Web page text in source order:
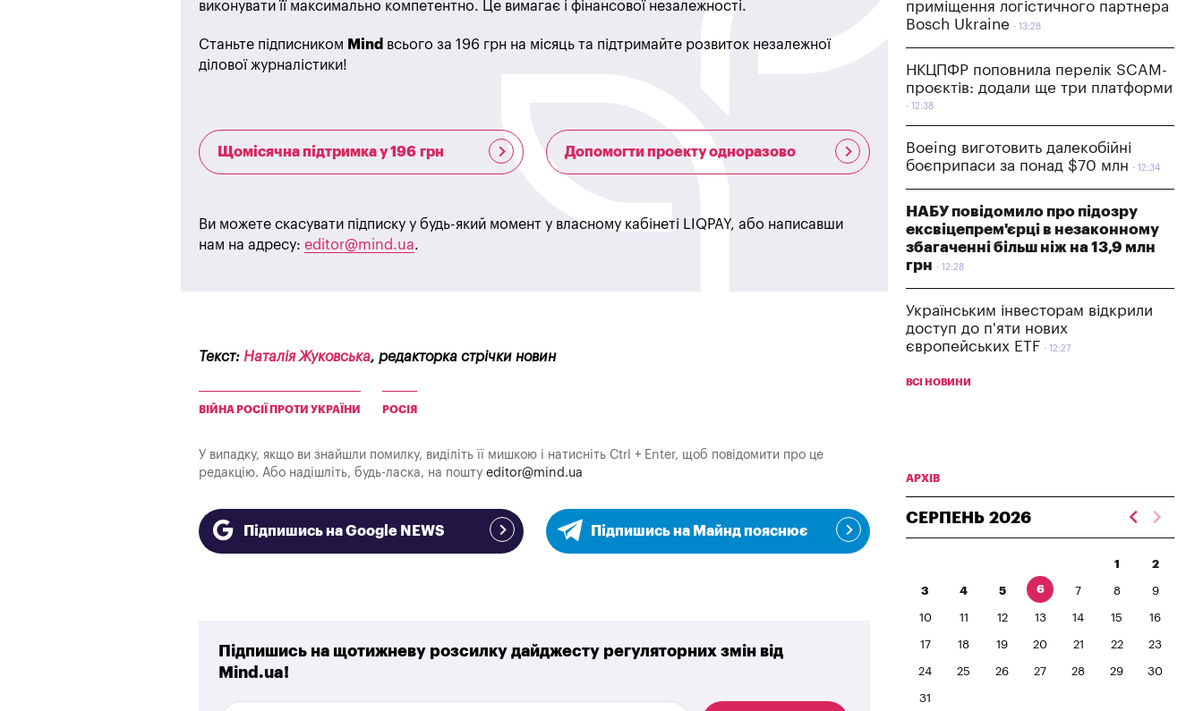
виконувати її максимально компетентно. Це вимагає і фінансової незалежності.
Станьте підписником Mind всього за 196 грн на місяць та підтримайте розвиток незалежної
ділової журналістики!
Щомісячна підтримка у 196 грн Допомогти проекту одноразово
Ви можете скасувати підписку у будь-який момент у власному кабінеті LIQPAY, або написавши
нам на адресу: editor@mind.ua.
Текст: Наталія Жуковська, редакторка стрічки новин
ВІЙНА РОСІЇ ПРОТИ УКРАЇНИ РОСІЯ
У випадку, якщо ви знайшли помилку, виділіть її мишкою і натисніть Ctrl + Enter, щоб повідомити про це
редакцію. Або надішліть, будь-ласка, на пошту editor@mind.ua
Підпишись на Google NEWS Підпишись на Майнд пояснює
Підпишись на щотижневу розсилку дайджесту регуляторних змін від
Mind.ua!
приміщення логістичного партнера
Bosch Ukraine
13:28
НКЦПФР поповнила перелік SCAM-
проєктів: додали ще три платформи
12:38
Boeing виготовить далекобійні
боєприпаси за понад $70 млн
12:34
НАБУ повідомило про підозру
ексвіцепрем'єрці в незаконному
збагаченні більш ніж на 13,9 млн
грн
12:28
Українським інвесторам відкрили
доступ до п'яти нових
європейських ETF
12:27
ВСІ НОВИНИ
АРХІВ
СЕРПЕНЬ 2026
1 2
3 4 5 6 7 8 9
10 11 12 13 14 15 16
17 18 19 20 21 22 23
24 25 26 27 28 29 30
31